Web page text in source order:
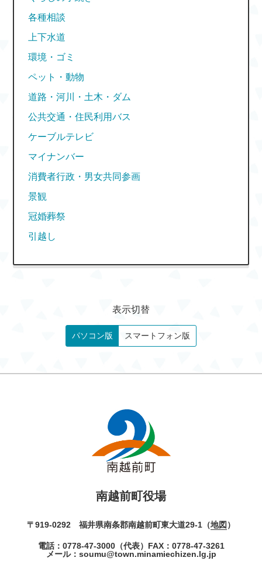
各種相談
上下水道
環境・ゴミ
ペット・動物
道路・河川・土木・ダム
公共交通・住民利用バス
ケーブルテレビ
マイナンバー
消費者行政・男女共同参画
景観
冠婚葬祭
引越し
表示切替
パソコン版 スマートフォン版
南越前町役場
〒919-0292 福井県南条郡南越前町東大道29-1（地図 ）
電話： 0778-47-3000（代表） FAX：0778-47-3261
メール： soumu@town.minamiechizen.lg.jp